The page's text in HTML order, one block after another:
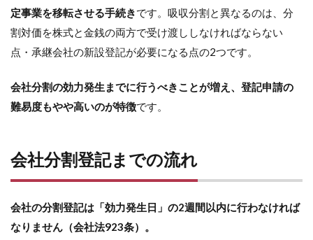
定事業を移転させる手続きです。吸収分割と異なるのは、分
割対価を株式と金銭の両方で受け渡ししなければならない
点・承継会社の新設登記が必要になる点の2つです。
会社分割の効力発生までに行うべきことが増え、登記申請の
難易度もやや高いのが特徴です。
会社分割登記までの流れ
会社の分割登記は「効力発生日」の2週間以内に行わなければ
なりません（会社法923条）。